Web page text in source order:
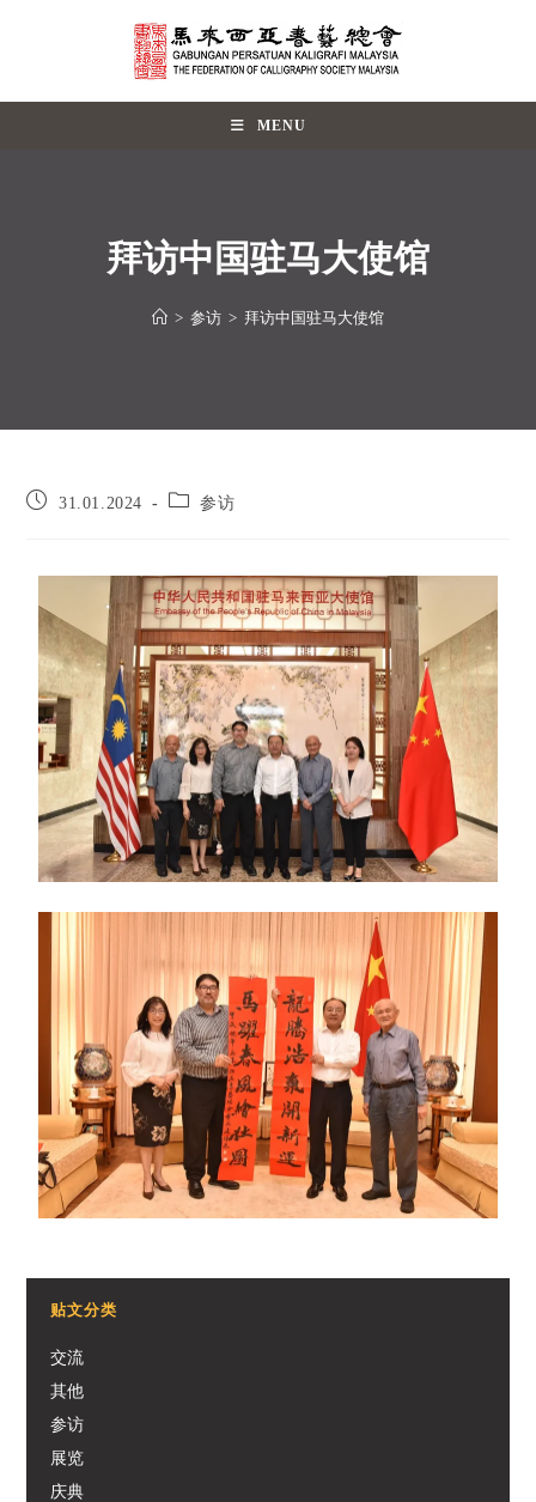
MENU
拜访中国驻马大使馆
> 参访 > 拜访中国驻马大使馆
31.01.2024 参访
贴文分类
交流
其他
参访
展览
庆典